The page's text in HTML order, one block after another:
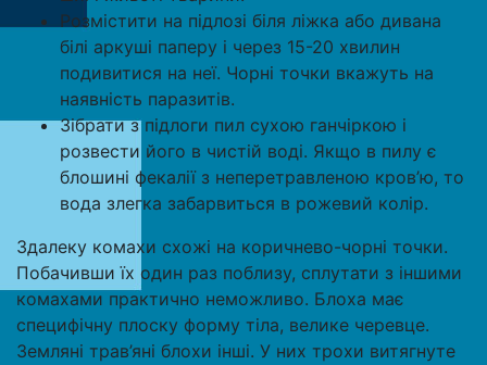
Розмістити на підлозі біля ліжка або дивана
білі аркуші паперу і через 15-20 хвилин
подивитися на неї. Чорні точки вкажуть на
наявність паразитів.
Зібрати з підлоги пил сухою ганчіркою і
розвести його в чистій воді. Якщо в пилу є
блошині фекалії з неперетравленою кров’ю, то
вода злегка забарвиться в рожевий колір.
Здалеку комахи схожі на коричнево-чорні точки.
Побачивши їх один раз поблизу, сплутати з іншими
комахами практично неможливо. Блоха має
специфічну плоску форму тіла, велике черевце.
Земляні трав’яні блохи інші. У них трохи витягнуте